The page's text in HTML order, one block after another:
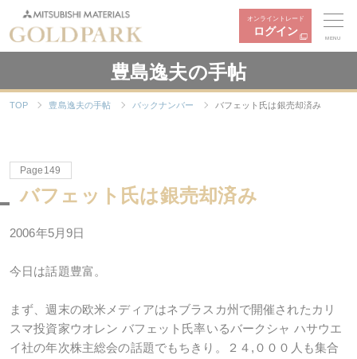
オンライントレード
ログイン
MENU
豊島逸夫の手帖
TOP 豊島逸夫の手帖 バックナンバー バフェット氏は銀売却済み
Page149
バフェット氏は銀売却済み
2006年5月9日
今日は話題豊富。
まず、週末の欧米メディアはネブラスカ州で開催されたカリ
スマ投資家ウオレン バフェット氏率いるバークシャ ハサウエ
イ社の年次株主総会の話題でもちきり。２４,０００人も集合